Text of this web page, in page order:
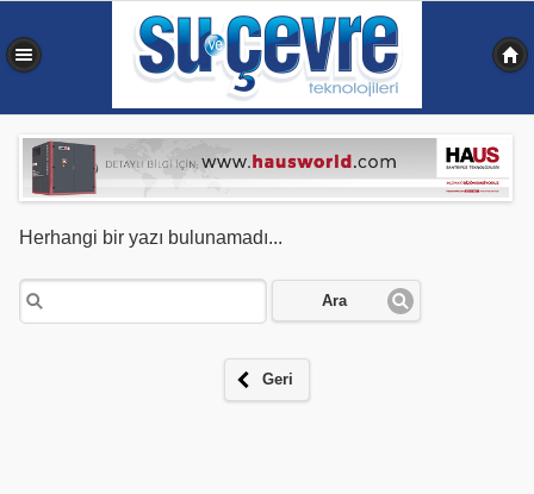
Herhangi bir yazı bulunamadı...
Ara
Geri
0,199 sn